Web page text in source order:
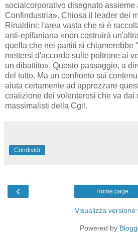
socialcorporativo disegnato assieme
Confindustria». Chiosa il leader dei
Rinaldini: l'area vasta che si è
anti-epifaniana «non costruirà
quella che nei partiti si chiamerebbe
mettersi d'accordo sulle poltrone ai
un dibattito». Questo passaggio, a
del tutto. Ma un confronto sui
aiuta certamente ad apprezzare
coalizione dei volenterosi che va dai
massimalisti della Cgil.
Condividi
‹ Home page
Visualizza versione
Powered by